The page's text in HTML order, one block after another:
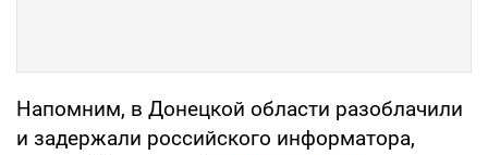
Напомним, в Донецкой области разоблачили
и задержали российского информатора,